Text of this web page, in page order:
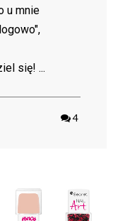
u mnie
się! ...
4